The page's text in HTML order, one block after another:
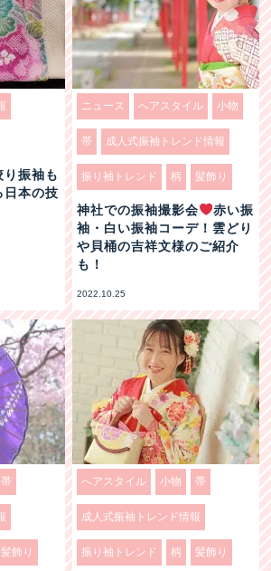
り振袖も
日本の技
ニュース へアスタイル 小物
帯 成人式振袖トレンド情報
振り袖トレンド 柄 髪飾り
神社での振袖撮影会
赤い振
袖・白い振袖コーデ！雲どり
や貝桶の吉祥文様のご紹介
も！
2022.10.25
帯
髪飾り
へアスタイル 小物 帯
成人式振袖トレンド情報
振り袖トレンド 柄 髪飾り